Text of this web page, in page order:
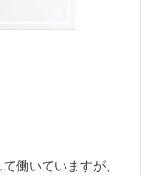
働いていますが、